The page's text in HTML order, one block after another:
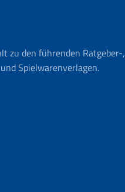
zu den führenden Ratgeber-,
Spielwarenverlagen.